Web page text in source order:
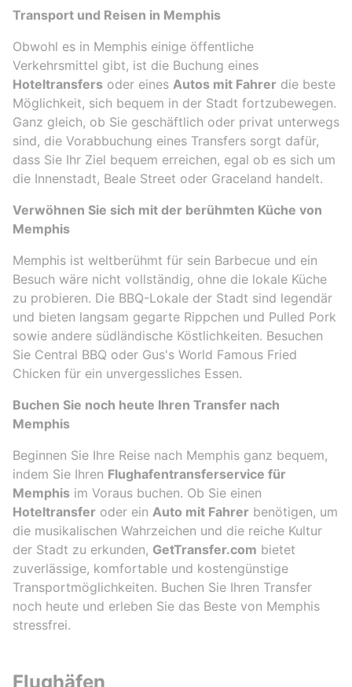
Transport und Reisen in Memphis
Obwohl es in Memphis einige öffentliche
Verkehrsmittel gibt, ist die Buchung eines
Hoteltransfers oder eines Autos mit Fahrer die beste
Möglichkeit, sich bequem in der Stadt fortzubewegen.
Ganz gleich, ob Sie geschäftlich oder privat unterwegs
sind, die Vorabbuchung eines Transfers sorgt dafür,
dass Sie Ihr Ziel bequem erreichen, egal ob es sich um
die Innenstadt, Beale Street oder Graceland handelt.
Verwöhnen Sie sich mit der berühmten Küche von
Memphis
Memphis ist weltberühmt für sein Barbecue und ein
Besuch wäre nicht vollständig, ohne die lokale Küche
zu probieren. Die BBQ-Lokale der Stadt sind legendär
und bieten langsam gegarte Rippchen und Pulled Pork
sowie andere südländische Köstlichkeiten. Besuchen
Sie Central BBQ oder Gus's World Famous Fried
Chicken für ein unvergessliches Essen.
Buchen Sie noch heute Ihren Transfer nach
Memphis
Beginnen Sie Ihre Reise nach Memphis ganz bequem,
indem Sie Ihren Flughafentransferservice für
Memphis im Voraus buchen. Ob Sie einen
Hoteltransfer oder ein Auto mit Fahrer benötigen, um
die musikalischen Wahrzeichen und die reiche Kultur
der Stadt zu erkunden, GetTransfer.com bietet
zuverlässige, komfortable und kostengünstige
Transportmöglichkeiten. Buchen Sie Ihren Transfer
noch heute und erleben Sie das Beste von Memphis
stressfrei.
Flughäfen